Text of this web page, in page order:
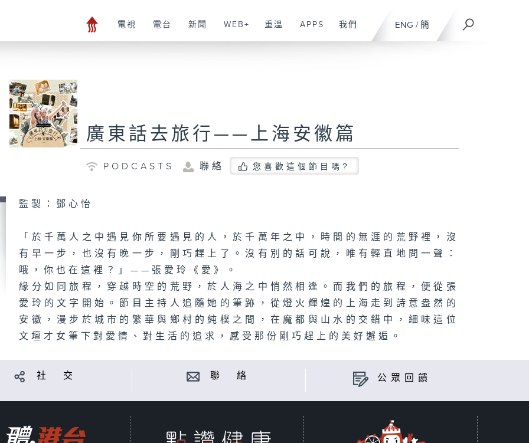
ENG / 簡
電視 電台 新聞 WEB+ 重溫 APPS 我們
廣東話去旅行——上海安徽篇
PODCASTS 聯絡 您喜歡這個節目嗎?
監製：鄧心怡
「於千萬人之中遇見你所要遇見的人，於千萬年之中，時間的無涯的荒野裡，沒
有早一步，也沒有晚一步，剛巧趕上了。沒有別的話可說，唯有輕直地問一聲：
哦，你也在這裡？」——張愛玲《愛》。
緣分如同旅程，穿越時空的荒野，於人海之中悄然相逢。而我們的旅程，便從張
愛玲的文字開始。節目主持人追隨她的筆跡，從燈火輝煌的上海走到詩意盎然的
安徽，漫步於城市的繁華與鄉村的純樸之間，在魔都與山水的交錯中，細味這位
文壇才女筆下對愛情、對生活的追求，感受那份剛巧趕上的美好邂逅。
社 交 聯 絡 公眾回饋